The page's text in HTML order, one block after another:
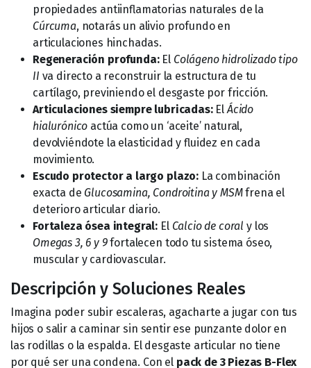
propiedades antiinflamatorias naturales de la
Cúrcuma, notarás un alivio profundo en
articulaciones hinchadas.
Regeneración profunda:El Colágeno hidrolizado tipo
II va directo a reconstruir la estructura de tu
cartílago, previniendo el desgaste por fricción.
Articulaciones siempre lubricadas:ElÁcido
hialurónico actúa como un ‘aceite’ natural,
devolviéndote la elasticidad y fluidez en cada
movimiento.
Escudo protector a largo plazo: La combinación
exacta de Glucosamina, Condroitina y MSMfrena el
deterioro articular diario.
Fortaleza ósea integral: El Calcio de coral y los
Omegas 3, 6 y 9fortalecen todo tu sistema óseo,
muscular y cardiovascular.
Descripción y Soluciones Reales
Imagina poder subir escaleras, agacharte a jugar con tus
hijos o salir a caminar sin sentir ese punzante dolor en
las rodillas o la espalda. El desgaste articular no tiene
por qué ser una condena. Con el pack de 3 Piezas B-Flex